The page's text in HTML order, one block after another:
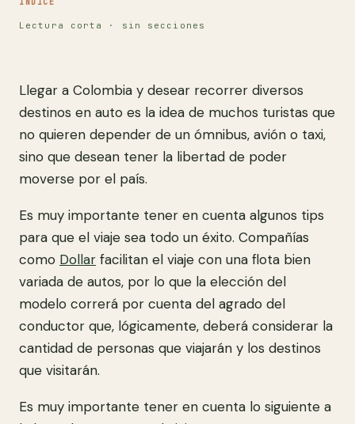
Lectura corta · sin secciones
Llegar a Colombia y desear recorrer diversos
destinos en auto es la idea de muchos turistas que
no quieren depender de un ómnibus, avión o taxi,
sino que desean tener la libertad de poder
moverse por el país.
Es muy importante tener en cuenta algunos tips
para que el viaje sea todo un éxito. Compañías
como Dollar facilitan el viaje con una flota bien
variada de autos, por lo que la elección del
modelo correrá por cuenta del agrado del
conductor que, lógicamente, deberá considerar la
cantidad de personas que viajarán y los destinos
que visitarán.
Es muy importante tener en cuenta lo siguiente a